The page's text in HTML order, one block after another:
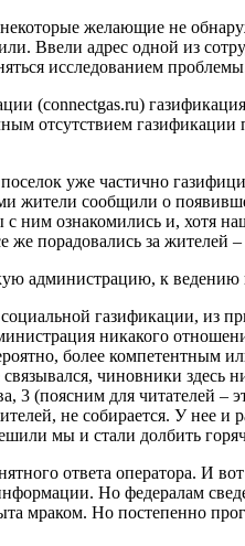
желающие не
Ввели адрес одной из
исследованием
(connectgas.ru)
отсутствием
уже частично
сообщили о
ним ознакомились и, хотя
же порадовались за жителей
администрацию, к
газификации, из
никакого
более
чиновники
3 (поясним для читателей –
не собирается. У нее и
мы и стали долбить
ответа оператора. И
Но федералам
мраком. Но постепенно